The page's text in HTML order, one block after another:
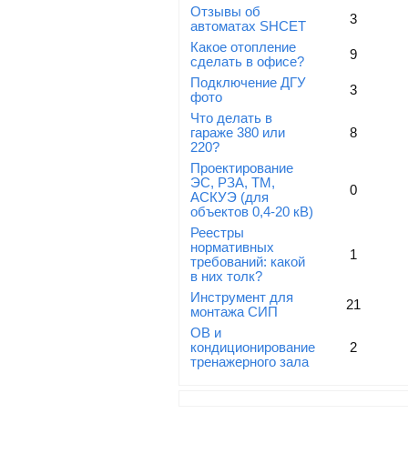
Отзывы об
автоматах SHCET
3
Какое отопление
сделать в офисе?
9
Подключение ДГУ
фото
3
Что делать в
гараже 380 или
220?
8
Проектирование
ЭС, РЗА, ТМ,
АСКУЭ (для
объектов 0,4-20 кВ)
0
Реестры
нормативных
требований: какой
в них толк?
1
Инструмент для
монтажа СИП
21
ОВ и
кондиционирование
тренажерного зала
2